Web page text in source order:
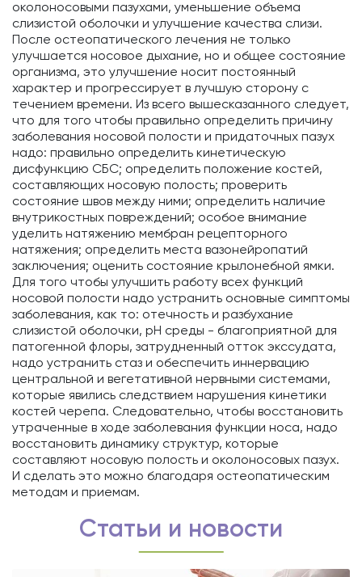
околоносовыми пазухами, уменьшение объема
слизистой оболочки и улучшение качества слизи.
После остеопатического лечения не только
улучшается носовое дыхание, но и общее состояние
организма, это улучшение носит постоянный
характер и прогрессирует в лучшую сторону с
течением времени. Из всего вышесказанного следует,
что для того чтобы правильно определить причину
заболевания носовой полости и придаточных пазух
надо: правильно определить кинетическую
дисфункцию СБС; определить положение костей,
составляющих носовую полость; проверить
состояние швов между ними; определить наличие
внутрикостных повреждений; особое внимание
уделить натяжению мембран рецепторного
натяжения; определить места вазонейропатий
заключения; оценить состояние крылонебной ямки.
Для того чтобы улучшить работу всех функций
носовой полости надо устранить основные симптомы
заболевания, как то: отечность и разбухание
слизистой оболочки, рН среды - благоприятной для
патогенной флоры, затрудненный отток экссудата,
надо устранить стаз и обеспечить иннервацию
центральной и вегетативной нервными системами,
которые явились следствием нарушения кинетики
костей черепа. Следовательно, чтобы восстановить
утраченные в ходе заболевания функции носа, надо
восстановить динамику структур, которые
составляют носовую полость и околоносовых пазух.
И сделать это можно благодаря остеопатическим
методам и приемам.
Статьи и новости